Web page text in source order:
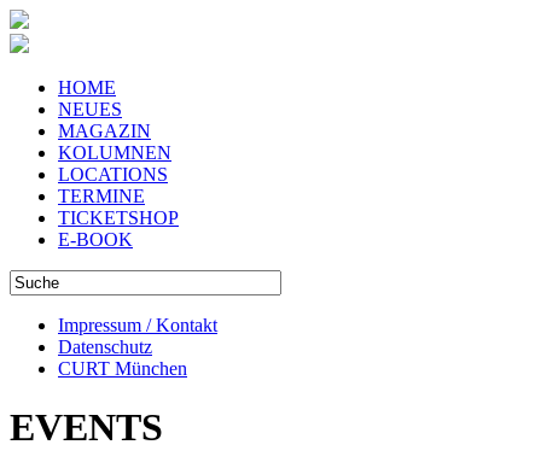
HOME
NEUES
MAGAZIN
KOLUMNEN
LOCATIONS
TERMINE
TICKETSHOP
E-BOOK
Impressum / Kontakt
Datenschutz
CURT München
EVENTS